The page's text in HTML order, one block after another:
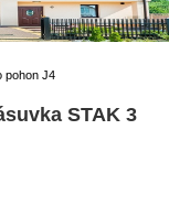
pohon J4
STAK 3